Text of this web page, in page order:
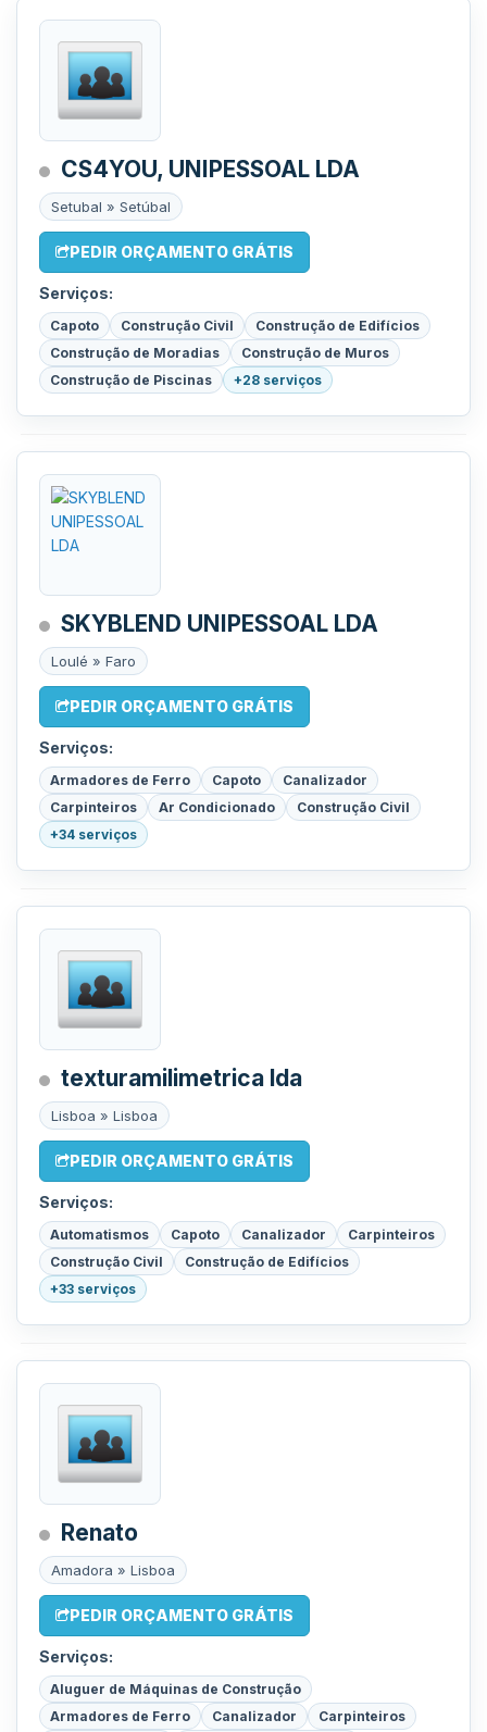
CS4YOU, UNIPESSOAL LDA
Setubal » Setúbal
PEDIR ORÇAMENTO GRÁTIS
Serviços:
Capoto Construção Civil
Construção de Edifícios
Construção de Moradias
Construção de Muros
Construção de Piscinas
+28 serviços
SKYBLEND UNIPESSOAL LDA
Loulé » Faro
PEDIR ORÇAMENTO GRÁTIS
Serviços:
Armadores de Ferro Capoto
Canalizador
Carpinteiros
Ar Condicionado
Construção Civil
+34 serviços
texturamilimetrica lda
Lisboa » Lisboa
PEDIR ORÇAMENTO GRÁTIS
Serviços:
Automatismos Capoto Canalizador
Carpinteiros
Construção Civil
Construção de Edifícios
+33 serviços
Renato
Amadora » Lisboa
PEDIR ORÇAMENTO GRÁTIS
Serviços:
Aluguer de Máquinas de Construção
Armadores de Ferro
Canalizador Carpinteiros